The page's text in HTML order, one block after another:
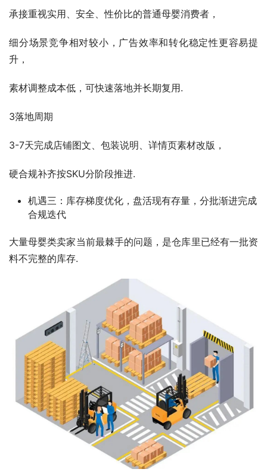
承接重视实用、安全、性价比的普通母婴消费者，
细分场景竞争相对较小，广告效率和转化稳定性更容易提
升，
素材调整成本低，可快速落地并长期复用.
3落地周期
3-7天完成店铺图文、包装说明、详情页素材改版，
硬合规补齐按SKU分阶段推进.
机遇三：库存梯度优化，盘活现有存量，分批渐进完成
合规迭代
大量母婴类卖家当前最棘手的问题，是仓库里已经有一批资
料不完整的库存.